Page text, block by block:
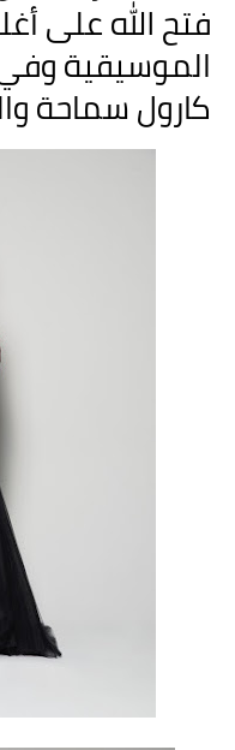
فتح الله على
الموسيقية
كارول سماحة